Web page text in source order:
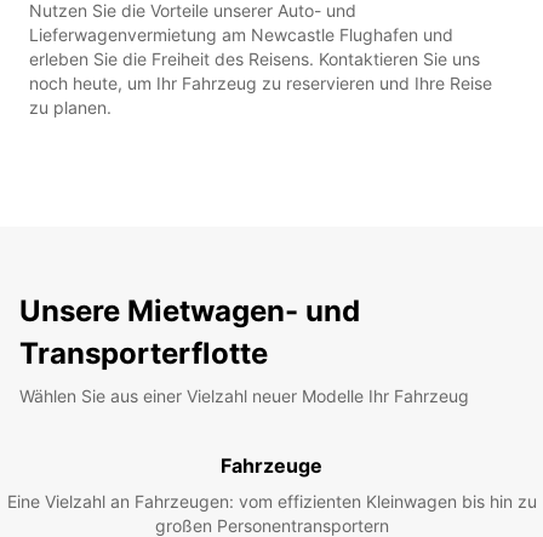
Nutzen Sie die Vorteile unserer Auto- und
Lieferwagenvermietung am Newcastle Flughafen und
erleben Sie die Freiheit des Reisens. Kontaktieren Sie uns
noch heute, um Ihr Fahrzeug zu reservieren und Ihre Reise
zu planen.
Unsere Mietwagen- und
Transporterflotte
Wählen Sie aus einer Vielzahl neuer Modelle Ihr Fahrzeug
Fahrzeuge
Eine Vielzahl an Fahrzeugen: vom effizienten Kleinwagen bis hin zu
großen Personentransportern